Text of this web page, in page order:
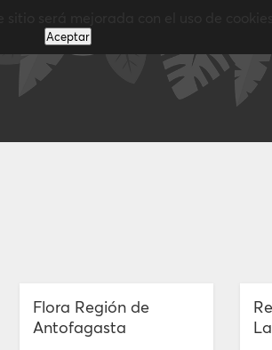
Aceptar
Flora Región de
Antofagasta